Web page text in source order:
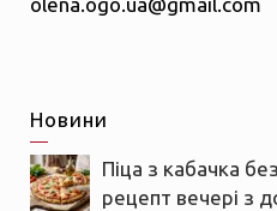
Новини
Піца з кабачка
рецепт вечері з